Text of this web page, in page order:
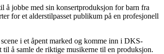
jobbe med sin konsertproduksjon for barn fra
for et alderstilpasset publikum på en profesjonell
i et åpent marked og komme inn i DKS-
til å samle de riktige musikerne til en produksjon.